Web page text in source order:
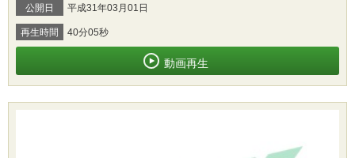
公開日 平成31年03月01日
再生時間 40分05秒
動画再生